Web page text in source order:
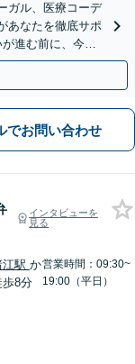
ガル、医療コーデ
あなたを徹底サポ
進む前に、今す
でお問い合わせ
インタビューを
見る
駅 か
歩8分
営業時間：09:30~
19:00（平日）